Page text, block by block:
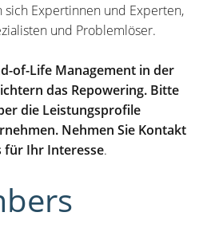
sich Expertinnen und Experten,
und Problemlöser.
of-Life Management in der
das Repowering. Bitte
die Leistungsprofile
Nehmen Sie Kontakt
für Ihr Interesse.